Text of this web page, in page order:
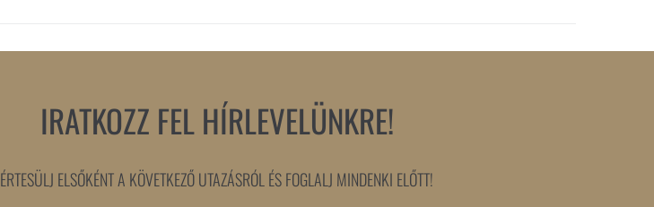
IRATKOZZ FEL HÍRLEVELÜNKRE!
ÉRTESÜLJ ELSŐKÉNT A KÖVETKEZŐ UTAZÁSRÓL ÉS FOGLALJ MINDENKI ELŐTT!